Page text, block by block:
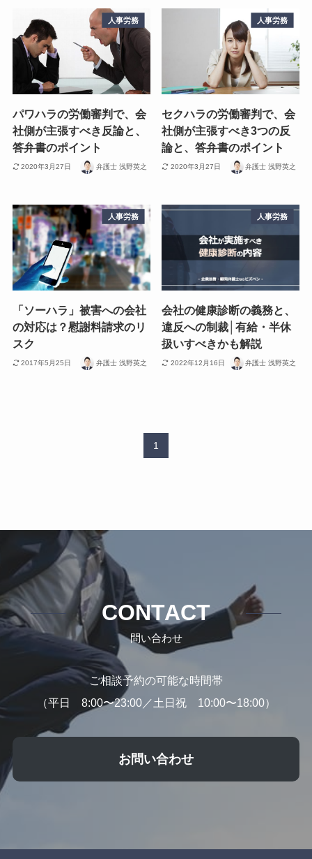
人事労務
パワハラの労働審判で、会
社側が主張すべき反論と、
答弁書のポイント
2020年3月27日 弁護士 浅野英之
人事労務
セクハラの労働審判で、会
社側が主張すべき3つの反
論と、答弁書のポイント
2020年3月27日 弁護士 浅野英之
人事労務
「ソーハラ」被害への会社
の対応は？慰謝料請求のリ
スク
2017年5月25日 弁護士 浅野英之
人事労務
会社の健康診断の義務と、
違反への制裁│有給・半休
扱いすべきかも解説
2022年12月16日 弁護士 浅野英之
1
CONTACT
問い合わせ
ご相談予約の可能な時間帯
（平日 8:00〜23:00／土日祝 10:00〜18:00）
お問い合わせ